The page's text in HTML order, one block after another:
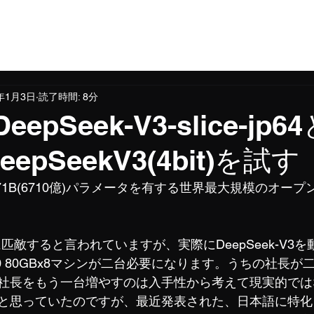
V3-slice-jp64
を試す
1月3日 読了時間: 8分
億)パラメータを有する世界最大規模のオープ
敵すると言われていますが、実際にDeepSeek-V3を
マシンが二台必要になります。うちの社長が
長をもう一台増やすのは入手性から考えて現実的で
思っていたのですが、最近発表された、日本語に特